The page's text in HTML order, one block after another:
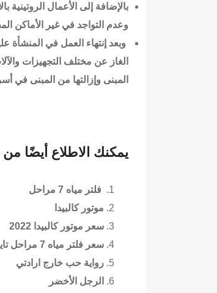
بالإضافة إلى الأعمال الروتينية
وعدم التواجد في غير الأماكن
وبعد إنتهاء العمل في المنشأة
الغاز عن مختلف التجهيزات
المبنى وإزالتها من المبنى في
يمكنك الاطلاع أيضًا
فلتر مياه 7 مراحل
موتور كالبيدا
سعر موتور كالبيدا 2022
سعر فلتر مياه 7 مراحل تايواني امريكي 2022
رواية حب خارج ارادتي
الرجل الأخضر